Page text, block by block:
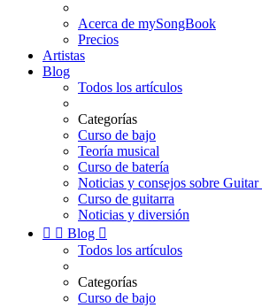
Acerca de mySongBook
Precios
Artistas
Blog
Todos los artículos
Categorías
Curso de bajo
Teoría musical
Curso de batería
Noticias y consejos sobre Guitar
Curso de guitarra
Noticias y diversión
  Blog 
Todos los artículos
Categorías
Curso de bajo